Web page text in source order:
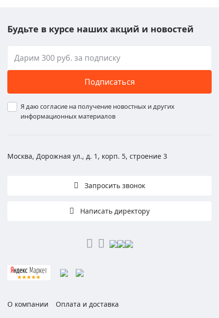
Будьте в курсе наших акций и новостей
Подписаться
Я даю согласие на получение новостных и других
информационных материалов
Москва, Дорожная ул., д. 1, корп. 5, строение 3
Запросить звонок
Написать директору
О компании
Оплата и доставка